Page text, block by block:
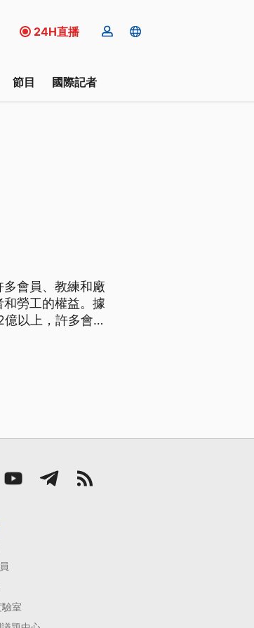
24H直播
節目 國際記者
會員、教練和廠
勞工的權益。據
以上，許多會
室